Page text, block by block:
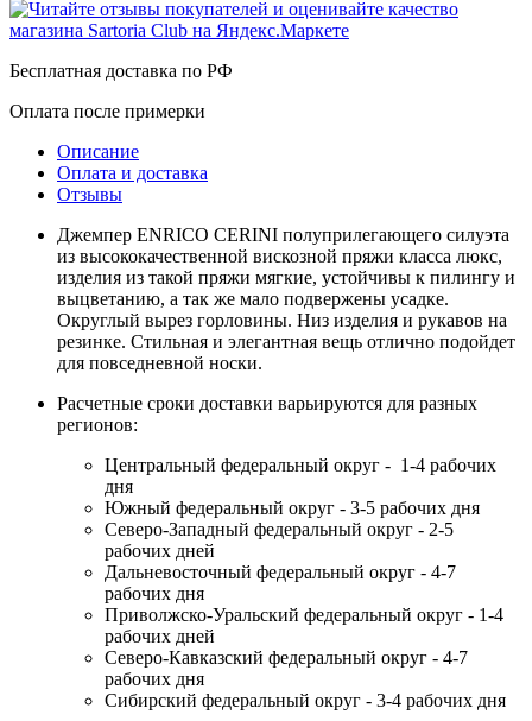
Бесплатная доставка по РФ
Оплата после примерки
Описание
Оплата и доставка
Отзывы
Джемпер ENRICO CERINI полуприлегающего силуэта
из высококачественной вискозной пряжи класса люкс,
изделия из такой пряжи мягкие, устойчивы к пилингу и
выцветанию, а так же мало подвержены усадке.
Округлый вырез горловины. Низ изделия и рукавов на
резинке. Стильная и элегантная вещь отлично подойдет
для повседневной носки.
Расчетные сроки доставки варьируются для разных
регионов:
Центральный федеральный округ - 1-4 рабочих
дня
Южный федеральный округ - 3-5 рабочих дня
Северо-Западный федеральный округ - 2-5
рабочих дней
Дальневосточный федеральный округ - 4-7
рабочих дня
Приволжско-Уральский федеральный округ - 1-4
рабочих дней
Северо-Кавказский федеральный округ - 4-7
рабочих дня
Сибирский федеральный округ - 3-4 рабочих дня